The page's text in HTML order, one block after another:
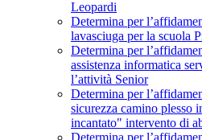
Leopardi
Determina per
lavasciuga per la scuola
Determina per
assistenza informatica
l’attività Senior
Determina per
sicurezza camino plesso
incantato" intervento di